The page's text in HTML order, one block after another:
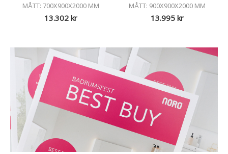
MÅTT: 700X900X2000 MM
13.302 kr
MÅTT: 900X900X2000 MM
13.995kr